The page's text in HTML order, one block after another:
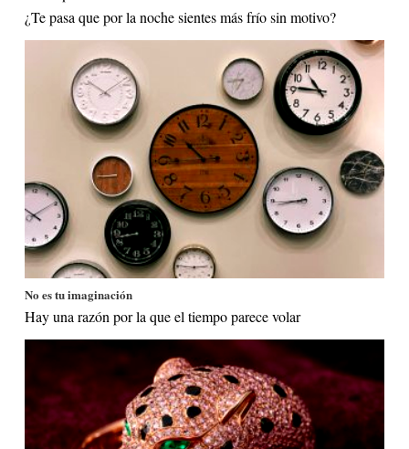
¿Te pasa que por la noche sientes más frío sin motivo?
No es tu imaginación
Hay una razón por la que el tiempo parece volar